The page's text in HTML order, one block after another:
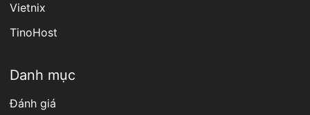
Vietnix
TinoHost
Danh mục
Đánh giá